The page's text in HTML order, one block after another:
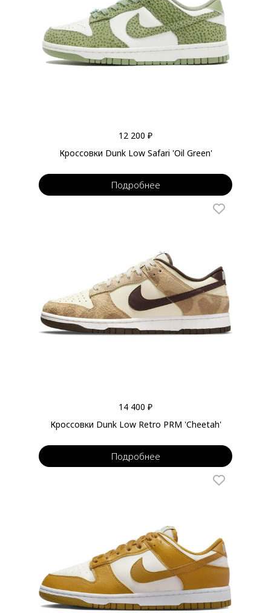
12 200 ₽
Кроссовки Dunk Low Safari 'Oil Green'
Подробнее
14 400 ₽
Кроссовки Dunk Low Retro PRM 'Cheetah'
Подробнее